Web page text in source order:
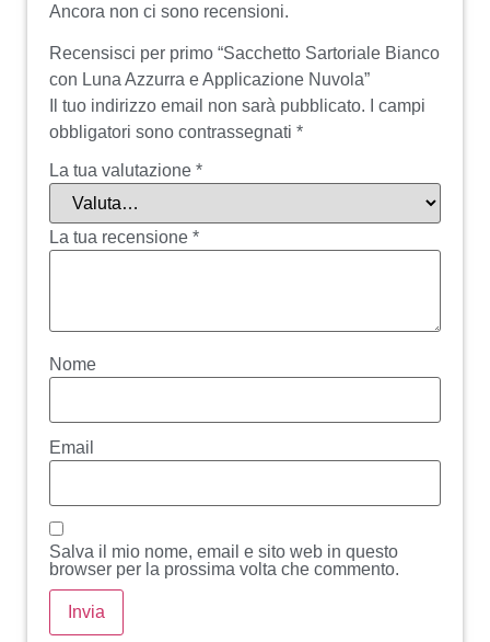
Ancora non ci sono recensioni.
Recensisci per primo “Sacchetto Sartoriale Bianco
con Luna Azzurra e Applicazione Nuvola”
Il tuo indirizzo email non sarà pubblicato.
I campi
obbligatori sono contrassegnati *
La tua valutazione *
La tua recensione *
Nome
Email
Salva il mio nome, email e sito web in questo
browser per la prossima volta che commento.